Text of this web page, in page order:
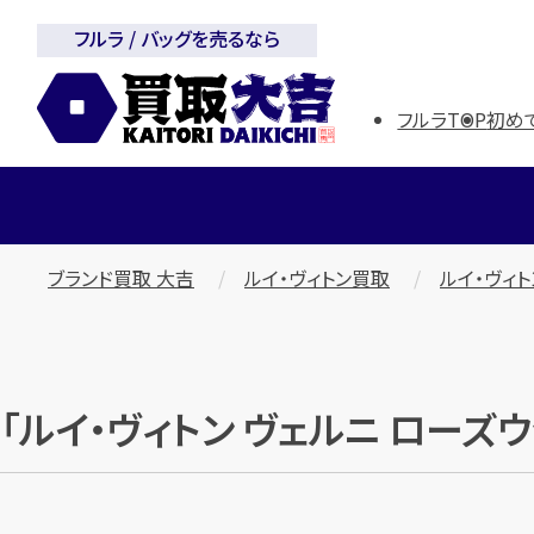
フルラ / バッグを売るなら
フルラTOP初め
ブランド買取 大吉 ルイ・ヴィトン買取 ルイ・ヴィ
「ルイ・ヴィトン ヴェルニ ロー